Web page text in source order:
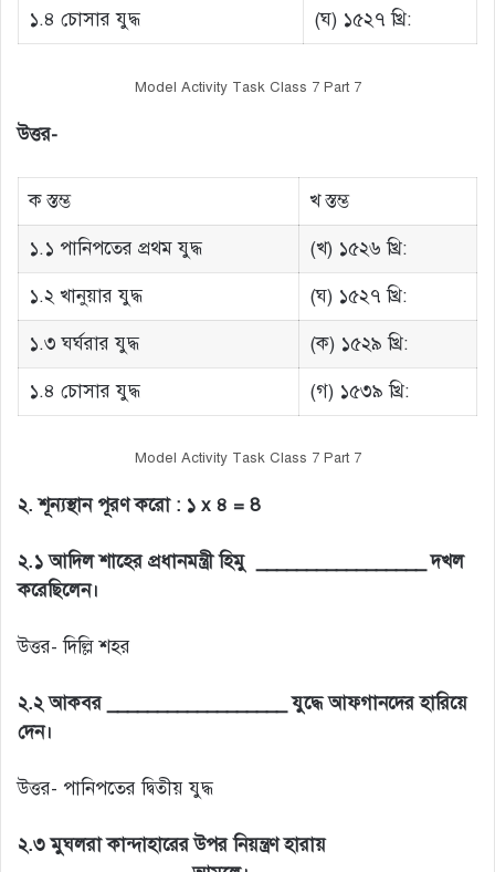
১.৪ চোসার যুদ্ধ (ঘ) ১৫২৭ খ্রি:
Model Activity Task Class 7 Part 7
উত্তর-
ক স্তম্ভ খ স্তম্ভ
১.১ পানিপতের প্রথম যুদ্ধ (খ) ১৫২৬ খ্রি:
১.২ খানুয়ার যুদ্ধ (ঘ) ১৫২৭ খ্রি:
১.৩ ঘর্ঘরার যুদ্ধ (ক) ১৫২৯ খ্রি:
১.৪ চোসার যুদ্ধ (গ) ১৫৩৯ খ্রি:
Model Activity Task Class 7 Part 7
২. শূন্যস্থান পূরণ করো : ১ x ৪ = 8
২.১ আদিল শাহের প্রধানমন্ত্রী হিমু _________________ দখল
করেছিলেন।
উত্তর- দিল্লি শহর
২.২ আকবর __________________ যুদ্ধে আফগানদের হারিয়ে
দেন।
উত্তর- পানিপতের দ্বিতীয় যুদ্ধ
২.৩ মুঘলরা কান্দাহারের উপর নিয়ন্ত্রণ হারায়